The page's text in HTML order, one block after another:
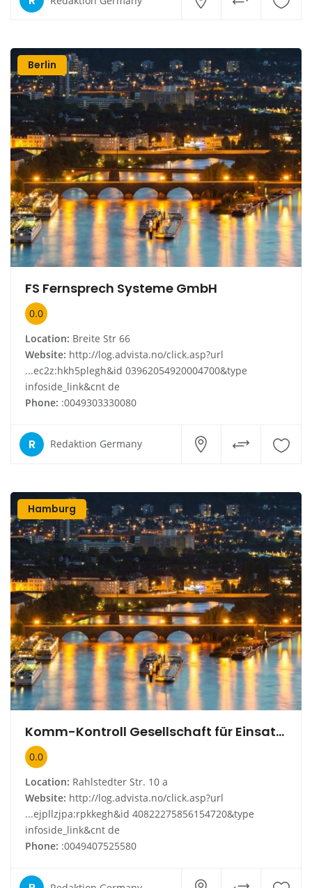
Berlin
FS Fernsprech Systeme GmbH
0.0
Location: Breite Str 66
Website: http://log.advista.no/click.asp?url
...ec2z:hkh5plegh&id 03962054920004700&type
infoside_link&cnt de
Phone: :0049303330080
R Redaktion Germany
Hamburg
Komm-Kontroll Gesellschaft für Einsatz von Kommunikationseinrichtungen mbH
0.0
Location: Rahlstedter Str. 10 a
Website: http://log.advista.no/click.asp?url
...ejpllzjpa:rpkkegh&id 40822275856154720&type
infoside_link&cnt de
Phone: :0049407525580